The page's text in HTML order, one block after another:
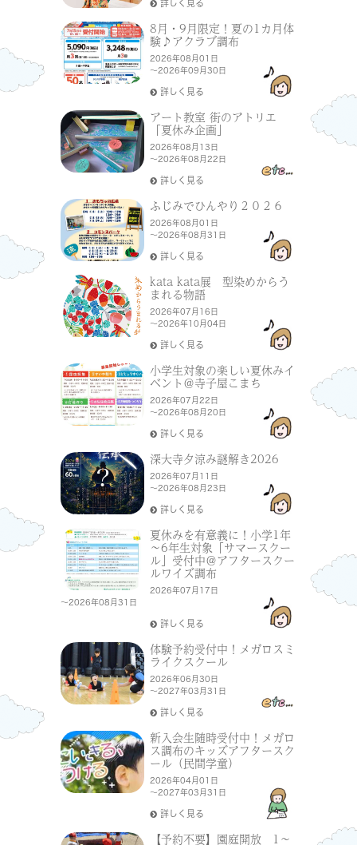
詳しく見る
8月・9月限定！夏の1カ月体
験♪アクラブ調布
2026年08月01日
～2026年09月30日
詳しく見る
アート教室 街のアトリエ
「夏休み企画」
2026年08月13日
～2026年08月22日
詳しく見る
ふじみでひんやり２０２６
2026年08月01日
～2026年08月31日
詳しく見る
kata kata展 型染めからう
まれる物語
2026年07月16日
～2026年10月04日
詳しく見る
小学生対象の楽しい夏休みイ
ベント＠寺子屋こまち
2026年07月22日
～2026年08月20日
詳しく見る
深大寺夕涼み謎解き2026
2026年07月11日
～2026年08月23日
詳しく見る
夏休みを有意義に！小学1年
～6年生対象「サマースクー
ル」受付中＠アフタースクー
ルワイズ調布
2026年07月17日
～2026年08月31日
詳しく見る
体験予約受付中！メガロスミ
ライクスクール
2026年06月30日
～2027年03月31日
詳しく見る
新入会生随時受付中！メガロ
ス調布のキッズアフタースク
ール（民間学童）
2026年04月01日
～2027年03月31日
詳しく見る
【予約不要】園庭開放 1～